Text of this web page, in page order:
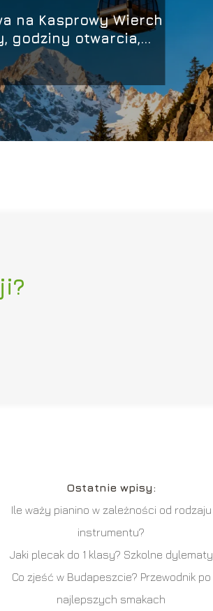
na Kasprowy Wierch
godziny otwarcia,
dojazd
Ostatnie wpisy:
Ile waży pianino w zależności od rodzaju
instrumentu?
Jaki plecak do 1 klasy? Szkolne dylematy
Co zjeść w Budapeszcie? Przewodnik po
najlepszych smakach